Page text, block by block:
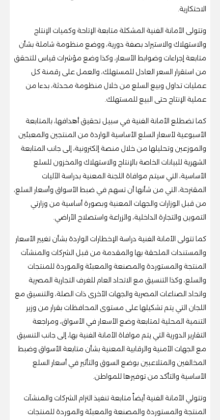
الاحتكارية.
وتتولى الأمانة الفنية المشكلة متابعة الإتاحة وكميات الإنتاج
والاستهلاك والاستيراد بصفة دورية، ووضع منظومة شاملة بشأن
متابعة إجراءات وضوابط الأسعار، وكذا وضع مؤشرات قياس للتحقق
من استقرار السعر العادل للمستهلك، والعمل على رقمنة كل
عمليات تداول وبيع السلع من خلال منظومة محدثة، بدءا من
عملية الإنتاج حتى البيع للمستهلك.
كما تضطلع الأمانة الفنية في سبيل تحقيق أهدافها، بالمتابعة
الأسبوعية لأسعار السلع الأساسية الواردة من المنتجين والمعبئين
والموزعين وتحليلها من خلال منصة إلكترونية، إلى جانب المتابعة
الشهرية للبيانات الخاصة بالإنتاج والاستهلاك والمخزون للسلع
الأساسية، التي سيتم موافاة اللجنة المعنية بدراسة الآليات
المقترحة، التي من شأنها أن تسهم في ضبط الأسواق وأسعار السلع،
من قبل الوزارات والجهات المعنية وبصورة أساسية من وزارتي
التموين والتجارة الداخلية، والزراعة واستصلاح الأراضي.
كما تتولى الأمانة الفنية دراسة الإخطارات الواردة بشأن تغيير الأسعار
والمستندات الملحقة بها والمقدمة من قبل الشركات والمنشآت
المنتجة والمستوردة والمصنعة والمعبئة والموردة للمنتجات
والسلع، وكذا التنسيق مع الاتحاد العام للغرف التجارية المصرية
واتحاد الصناعات المصرية والجهات الأخرى ذات الصلة، والتنسيق مع
اللجان التي يتم تشكيلها على مستوى المحافظات بقرار من وزير
التنمية المحلية لمتابعة وضع الأسعار في الأسواق، ومراجعة
التقارير الدورية التي يتم موافاة الأمانة الفنية بها، إلى جانب التنسيق
مع الجهات الأمنية والرقابية المعنية بشأن متابعة الأسواق وضبط
المخالفين والمتلاعبين بوضع السوق والتأثير في أسعار السلع
الأساسية والتأكد من توفيرها للمواطن.
وتتولي الأمانة الفنية أيضاً متابعة تنفيذ التزام الشركات والمنشآت
المنتجة والمستوردة والمصنعة والمعبئة والموردة للمنتجات